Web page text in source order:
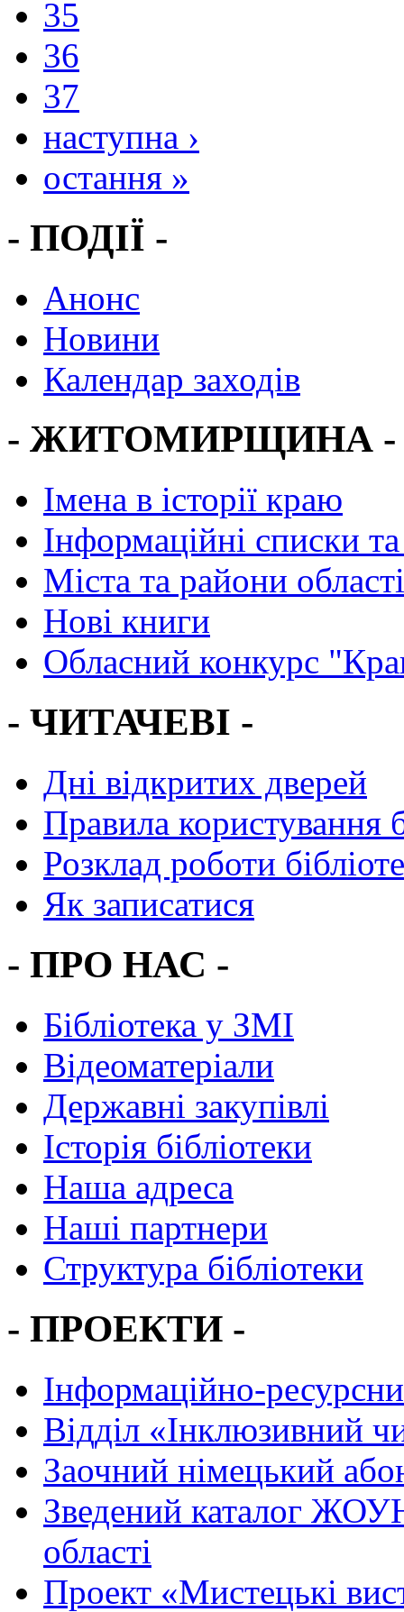
35
36
37
наступна ›
остання »
- ПОДІЇ -
Анонс
Новини
Календар заходів
- ЖИТОМИРЩИНА -
Імена в історії краю
Інформаційні списки
Міста та райони області
Нові книги
Обласний конкурс
- ЧИТАЧЕВІ -
Дні відкритих дверей
Правила користування
Розклад роботи
Як записатися
- ПРО НАС -
Бібліотека у ЗМІ
Відеоматеріали
Державні закупівлі
Історія бібліотеки
Наша адреса
Наші партнери
Структура бібліотеки
- ПРОЕКТИ -
Інформаційно-
Вiддiл «Інклюзивний
Заочний німецький
Зведений каталог
області
Проект «Мистецькі